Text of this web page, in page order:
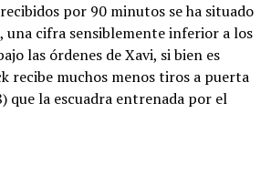
por 90 minutos se ha situado
una cifra sensiblemente inferior a los
las órdenes de Xavi, si bien es
recibe muchos menos tiros a puerta
que la escuadra entrenada por el